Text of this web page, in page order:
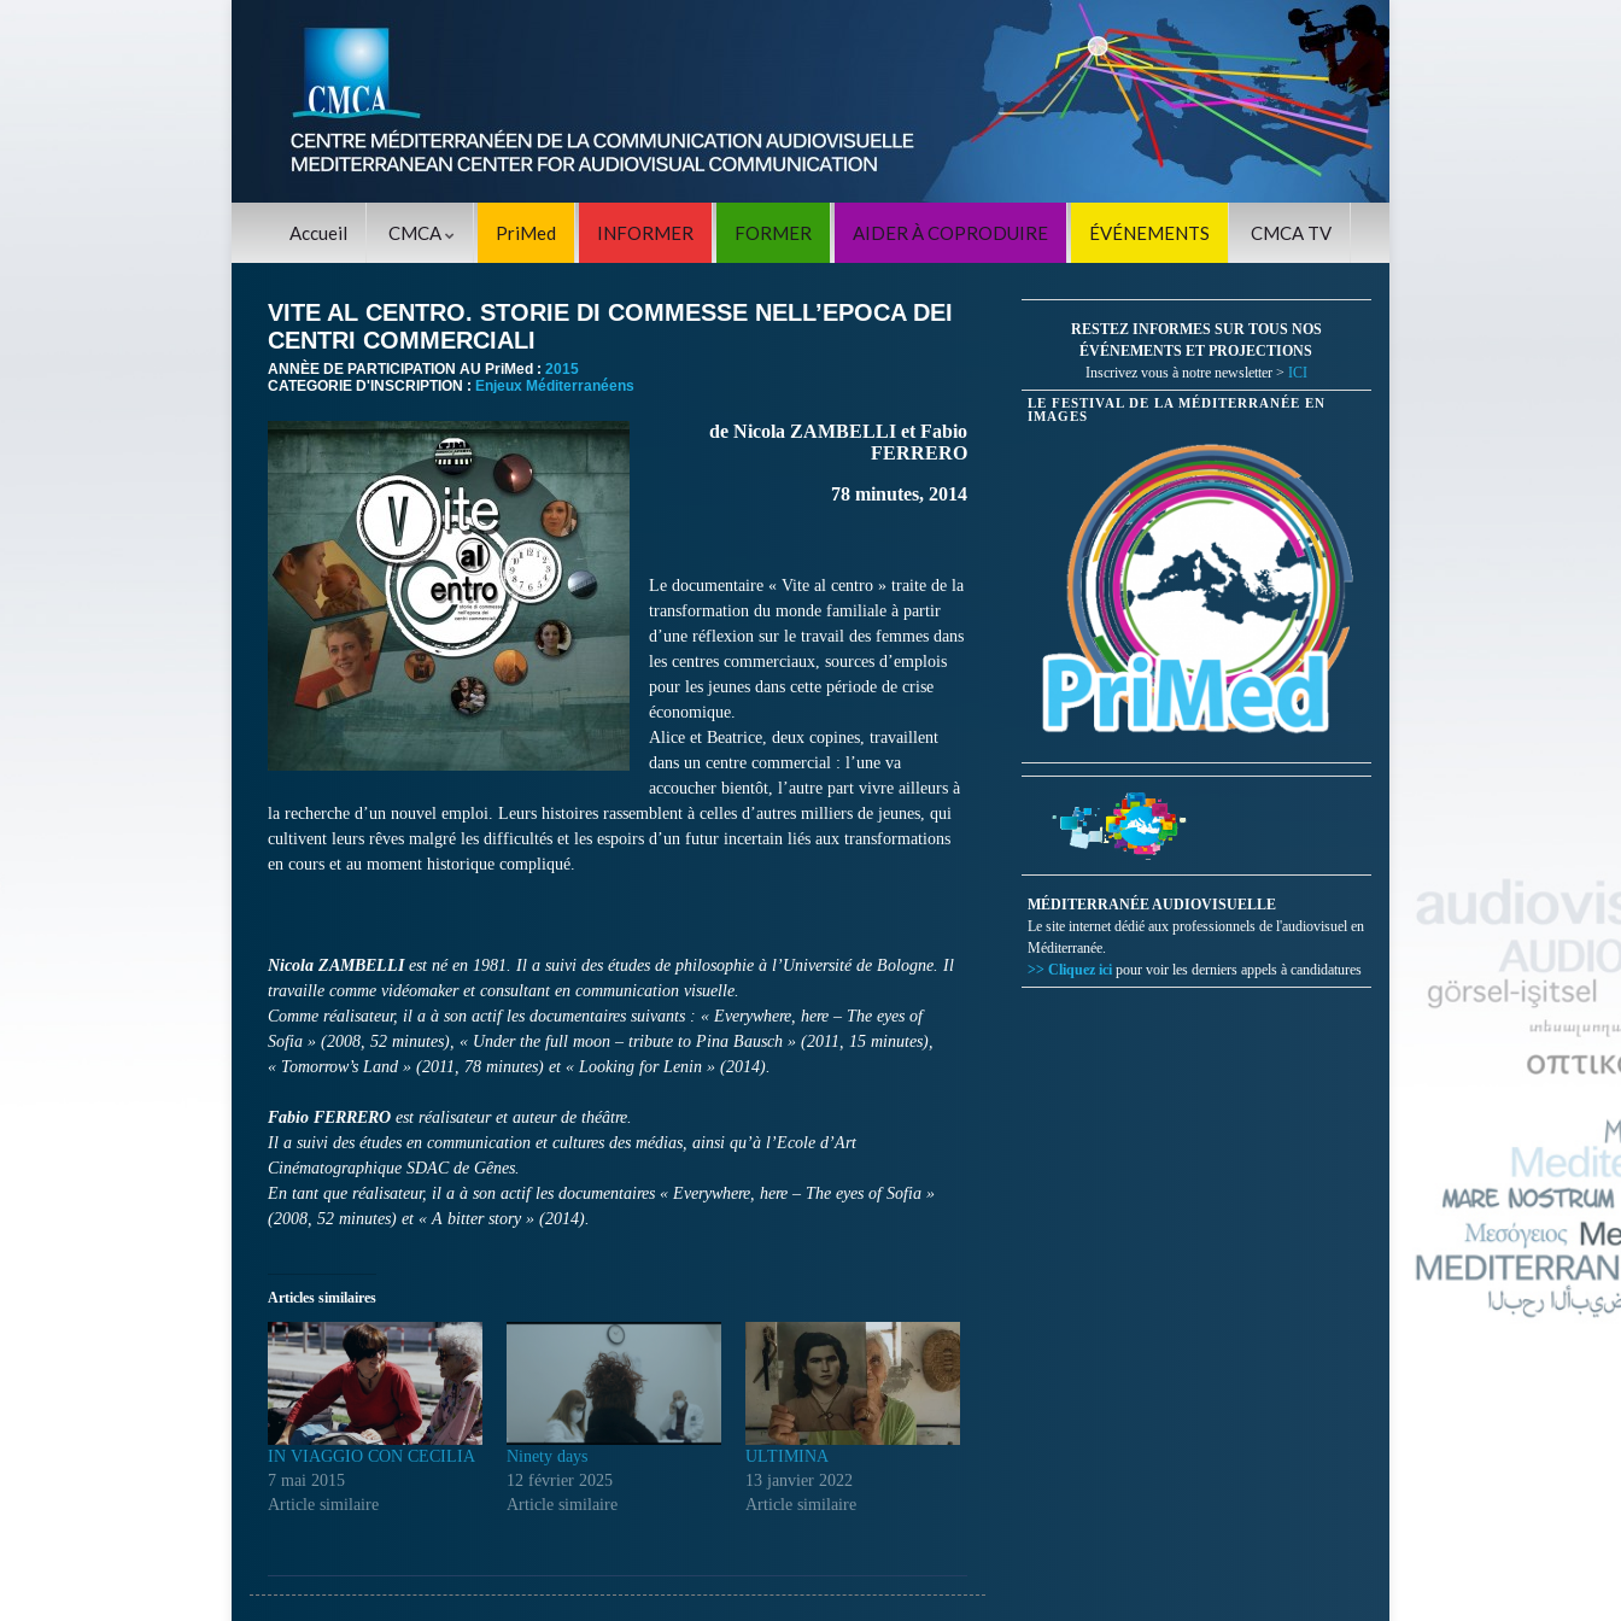
Accueil CMCA PriMed INFORMER FORMER AIDER À COPRODUIRE ÉVÉNEMENTS CMCA TV
VITE AL CENTRO. STORIE DI COMMESSE NELL’EPOCA DEI
CENTRI COMMERCIALI
ANNÈE DE PARTICIPATION AU PriMed : 2015
CATEGORIE D'INSCRIPTION : Enjeux Méditerranéens
de Nicola ZAMBELLI et Fabio
FERRERO
78 minutes, 2014
Le documentaire « Vite al centro » traite de la
transformation du monde familiale à partir
d’une réflexion sur le travail des femmes dans
les centres commerciaux, sources d’emplois
pour les jeunes dans cette période de crise
économique.
Alice et Beatrice, deux copines, travaillent
dans un centre commercial : l’une va
accoucher bientôt, l’autre part vivre ailleurs à
la recherche d’un nouvel emploi. Leurs histoires rassemblent à celles d’autres milliers de jeunes, qui
cultivent leurs rêves malgré les difficultés et les espoirs d’un futur incertain liés aux transformations
en cours et au moment historique compliqué.
Nicola ZAMBELLIest né en 1981. Il a suivi des études de philosophie à l’Université de Bologne. Il
travaille comme vidéomaker et consultant en communication visuelle.
Comme réalisateur, il a à son actif les documentaires suivants : « Everywhere, here – The eyes of
Sofia » (2008, 52 minutes), « Under the full moon – tribute to Pina Bausch » (2011, 15 minutes),
« Tomorrow’s Land » (2011, 78 minutes) et « Looking for Lenin » (2014).
Fabio FERRERO est réalisateur et auteur de théâtre.
Il a suivi des études en communication et cultures des médias, ainsi qu’à l’Ecole d’Art
Cinématographique SDAC de Gênes.
En tant que réalisateur, il a à son actif les documentaires « Everywhere, here – The eyes of Sofia »
(2008, 52 minutes) et « A bitter story » (2014).
Articles similaires
IN VIAGGIO CON CECILIA
7 mai 2015
Article similaire
Ninety days
12 février 2025
Article similaire
ULTIMINA
13 janvier 2022
Article similaire
RESTEZ INFORMES SUR TOUS NOS
ÉVÉNEMENTS ET PROJECTIONS
Inscrivez vous à notre newsletter > ICI
LE FESTIVAL DE LA MÉDITERRANÉE EN
IMAGES
MÉDITERRANÉE AUDIOVISUELLE
Le site internet dédié aux professionnels de l'audiovisuel en
Méditerranée.
>> Cliquez ici pour voir les derniers appels à candidatures